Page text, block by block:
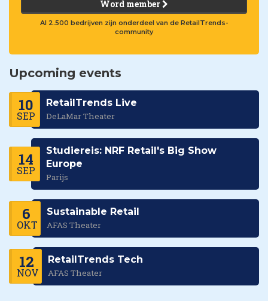
Word member
Al 2.500 bedrijven zijn onderdeel van de RetailTrends-
community
Upcoming events
10
SEP
RetailTrends Live
DeLaMar Theater
14
SEP
Studiereis: NRF Retail's Big Show
Europe
Parijs
6
OKT
Sustainable Retail
AFAS Theater
12
NOV
RetailTrends Tech
AFAS Theater